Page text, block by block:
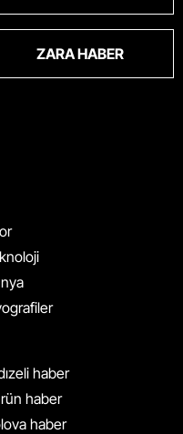
ZARA HABER
haber
haber
haber